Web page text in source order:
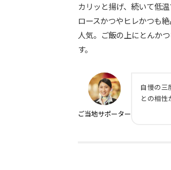
カリッと揚げ、続いて低
ロースかつやヒレかつも
人気。ご飯の上にとんか
す。
ご当地サポーター
自慢の三
との相性